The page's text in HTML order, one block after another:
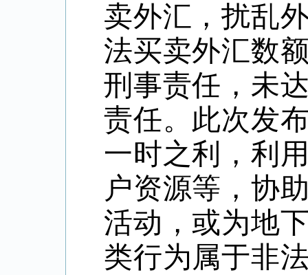
卖外汇，扰乱
法买卖外汇数
刑事责任，未
责任。此次发
一时之利，利
户资源等，协
活动，或为地
类行为属于非